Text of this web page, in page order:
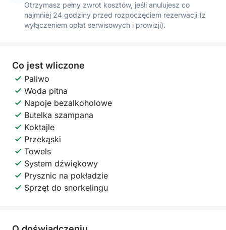
Otrzymasz pełny zwrot kosztów, jeśli anulujesz co
najmniej 24 godziny przed rozpoczęciem rezerwacji (z
wyłączeniem opłat serwisowych i prowizji).
Co jest wliczone
Paliwo
Woda pitna
Napoje bezalkoholowe
Butelka szampana
Koktajle
Przekąski
Towels
System dźwiękowy
Prysznic na pokładzie
Sprzęt do snorkelingu